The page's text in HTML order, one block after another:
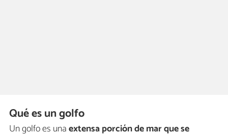
Qué es un golfo
Un golfo es unaextensa porción de mar que se